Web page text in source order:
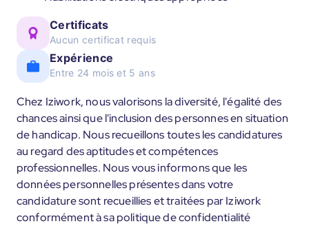
Certificats
Aucun certificat requis
Expérience
Entre 24 mois et 5 ans
Chez Iziwork, nous valorisons la diversité, l'égalité des
chances ainsi que l'inclusion des personnes en situation
de handicap. Nous recueillons toutes les candidatures
au regard des aptitudes et compétences
professionnelles. Nous vous informons que les
données personnelles présentes dans votre
candidature sont recueillies et traitées par Iziwork
conformément à sa politique de confidentialité